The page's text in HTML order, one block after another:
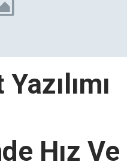
Hız Ve